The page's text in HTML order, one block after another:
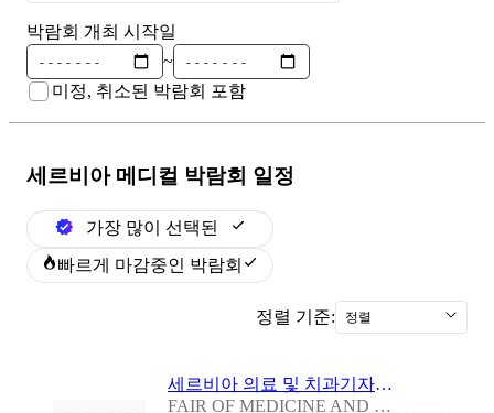
박람회 개최 시작일
~
미정, 취소된 박람회 포함
세르비아 메디컬 박람회 일정
가장 많이 선택된
빠르게 마감중인 박람회
정렬 기준: 정렬
세르비아 의료 및 치과기자재 박람회 2027
FAIR OF MEDICINE AND STOMATOLOGY 2027